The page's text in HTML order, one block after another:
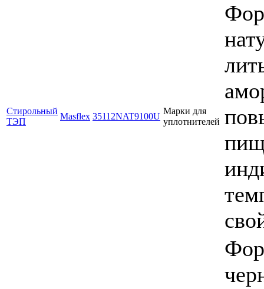
Стирольный
ТЭП
Masflex 35112NAT9100U
Марки для
уплотнителей